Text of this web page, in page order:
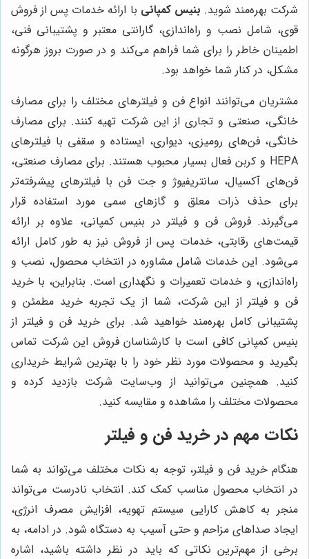
شرکت بهره‌مند شوید. بنیس کمپانی با ارائه خدمات پس از فروش
قوی، شامل نصب و راه‌اندازی، گارانتی معتبر و پشتیبانی فنی،
اطمینان خاطر را برای شما فراهم می‌کند و در صورت بروز هرگونه
مشکل، در کنار شما خواهد بود.
مشتریان می‌توانند انواع فن و فیلترهای مختلف را برای مصارف
خانگی، صنعتی و تجاری از این شرکت تهیه کنند. برای مصارف
خانگی، فن‌های رومیزی، دیواری، ایستاده و سقفی با فیلترهای
HEPA و کربن فعال بسیار محبوب هستند. برای مصارف صنعتی،
فن‌های آکسیال، سانتریفیوژ و جت فن با فیلترهای پیشرفته‌تر
برای حذف ذرات معلق و گازهای سمی مورد استفاده قرار
می‌گیرند. فروش فن و فیلتر در بنیس کمپانی، علاوه بر ارائه
قیمت‌های رقابتی، خدمات پس از فروش نیز به طور کامل ارائه
می‌شود. این خدمات شامل مشاوره در انتخاب محصول، نصب و
راه‌اندازی، و خدمات تعمیرات و نگهداری است. بنابراین، با خرید
فن و فیلتر از این شرکت، شما از یک تجربه خرید مطمئن و
پشتیبانی کامل بهره‌مند خواهید شد. برای خرید فن و فیلتر از
بنیس کمپانی کافی است با کارشناسان فروش این شرکت تماس
بگیرید و محصولات مورد نظر خود را با بهترین شرایط خریداری
کنید. همچنین می‌توانید از وب‌سایت شرکت بازدید کرده و
محصولات مختلف را مشاهده و مقایسه کنید.
نکات مهم در خرید فن و فیلتر
هنگام خرید فن و فیلتر، توجه به نکات مختلف می‌تواند به شما
در انتخاب محصول مناسب کمک کند. انتخاب نادرست می‌تواند
منجر به کاهش کارایی سیستم تهویه، افزایش مصرف انرژی،
ایجاد صداهای مزاحم و حتی آسیب به دستگاه شود. در ادامه، به
برخی از مهم‌ترین نکاتی که باید در نظر داشته باشید، اشاره